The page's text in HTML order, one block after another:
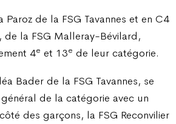
Paroz de la FSG Tavannes et en C4
de la FSG Malleray-Bévilard,
4e et 13e de leur catégorie.
Bader de la FSG Tavannes, se
de la catégorie avec un
des garçons, la FSG Reconvilier